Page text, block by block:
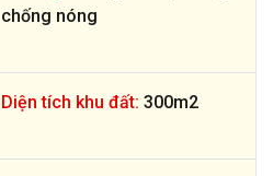
chống nóng
Diện tích khu đất: 300m2